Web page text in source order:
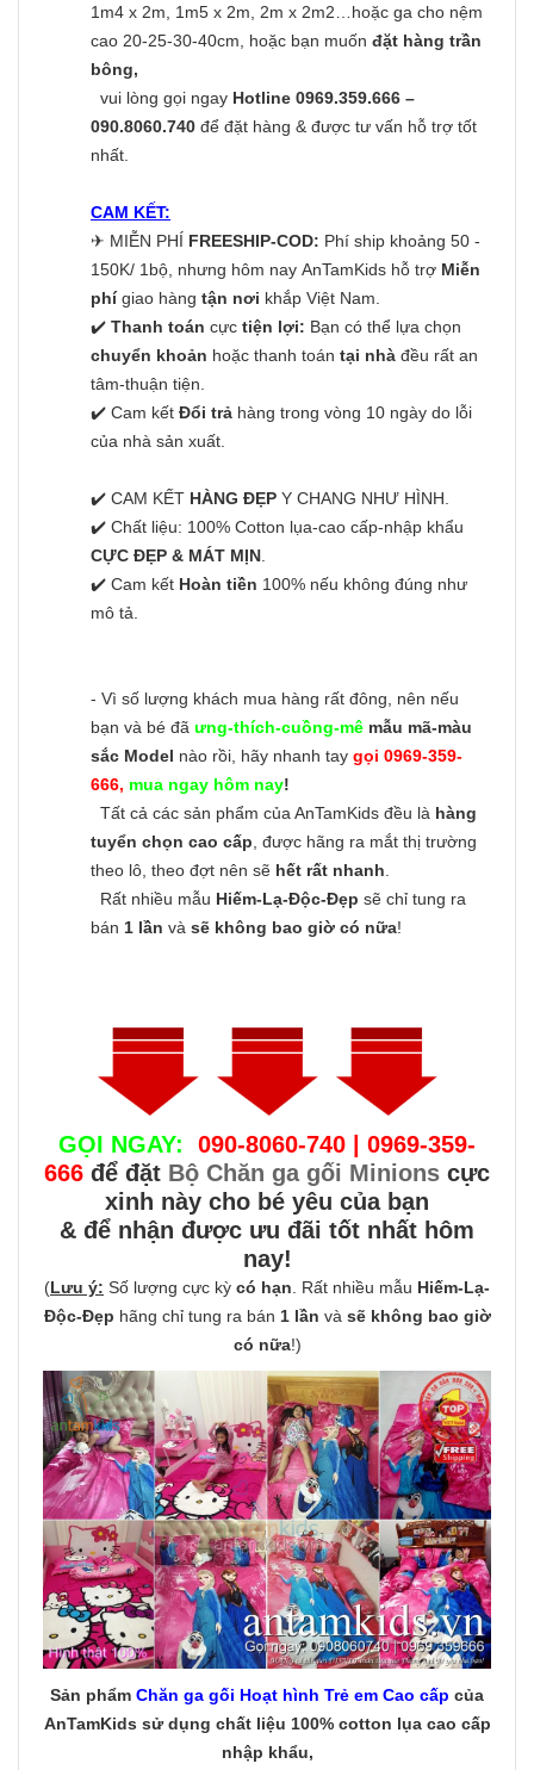
1m4 x 2m, 1m5 x 2m, 2m x 2m2…hoặc ga cho nệm
cao 20-25-30-40cm, hoặc bạn muốn đặt hàng trần
bông,
vui lòng gọi ngay Hotline 0969.359.666 –
090.8060.740 để đặt hàng & được tư vấn hỗ trợ tốt
nhất.
CAM KẾT:
✈ MIỄN PHÍ FREESHIP-COD: Phí ship khoảng 50 -
150K/ 1bộ, nhưng hôm nay AnTamKids hỗ trợ Miễn
phígiao hàng tận nơi khắp Việt Nam.
✔️ Thanh toán cực tiện lợi: Bạn có thể lựa chọn
chuyển khoản hoặc thanh toán tại nhà đều rất an
tâm-thuận tiện.
✔️ Cam kết Đổi trả hàng trong vòng 10 ngày do lỗi
của nhà sản xuất.
✔️ CAM KẾT HÀNG ĐẸP Y CHANG NHƯ HÌNH.
✔️ Chất liệu: 100% Cotton lụa-cao cấp-nhập khẩu
CỰC ĐẸP & MÁT MỊN
✔️ Cam kết Hoàn tiền 100% nếu không đúng như
mô tả.
- Vì số lượng khách mua hàng rất đông, nên nếu
bạn và bé đã ưng-thích-cuồng-mê mẫu mã-màu
sắc Model nào rồi, hãy nhanh tay gọi 0969-359-
666, mua ngay hôm nay!
Tất cả các sản phẩm của AnTamKids đều là hàng
tuyển chọn cao cấp , được hãng ra mắt thị trường
theo lô, theo đợt nên sẽ hết rất nhanh
Rất nhiều mẫu Hiếm-Lạ-Độc-Đẹp sẽ chỉ tung ra
bán 1 lần và sẽ không bao giờ có nữa!
GỌI NGAY:
090-8060-740 | 0969-359-
666 để đặt Bộ Chăn ga gối Minions cực
xinh này cho bé yêu của bạn
& để nhận được ưu đãi tốt nhất hôm
nay!
(Lưu ý: Số lượng cực kỳ có hạn . Rất nhiều mẫu Hiếm-Lạ-
Độc-Đẹp hãng chỉ tung ra bán 1 lần và sẽ không bao giờ
có nữa!)
Sản phẩm Chăn ga gối Hoạt hình Trẻ em Cao cấp của
AnTamKids sử dụng chất liệu 100% cotton lụa cao cấp
nhập khẩu,